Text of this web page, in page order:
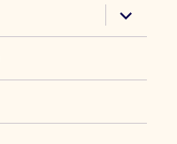
展
開
子